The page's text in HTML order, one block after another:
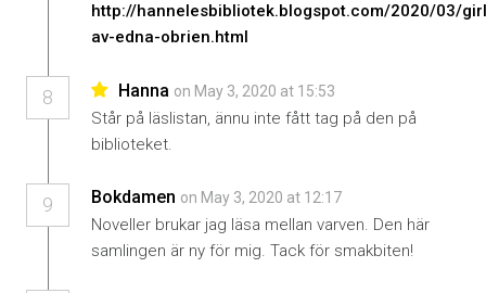
http://hannelesbibliotek.blogspot.com/2020/03/
av-edna-obrien.html
8 Hanna on May 3, 2020 at 15:53
Står på läslistan, ännu inte fått tag på den på
biblioteket.
9 Bokdamen on May 3, 2020 at 12:17
Noveller brukar jag läsa mellan varven. Den här
samlingen är ny för mig. Tack för smakbiten!